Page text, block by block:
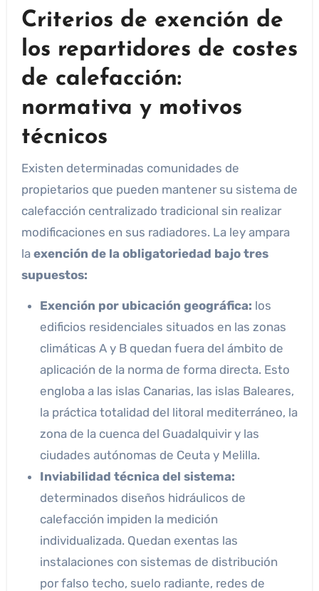
Criterios de exención de
los repartidores de costes
de calefacción:
normativa y motivos
técnicos
Existen determinadas comunidades de
propietarios que pueden mantener su sistema de
calefacción centralizado tradicional sin realizar
modificaciones en sus radiadores. La ley ampara
la exención de la obligatoriedad bajo tres
supuestos:
Exención por ubicación geográfica: los
edificios residenciales situados en las zonas
climáticas A y B quedan fuera del ámbito de
aplicación de la norma de forma directa. Esto
engloba a las islas Canarias, las islas Baleares,
la práctica totalidad del litoral mediterráneo, la
zona de la cuenca del Guadalquivir y las
ciudades autónomas de Ceuta y Melilla.
Inviabilidad técnica del sistema:
determinados diseños hidráulicos de
calefacción impiden la medición
individualizada. Quedan exentas las
instalaciones con sistemas de distribución
por falso techo, suelo radiante, redes de